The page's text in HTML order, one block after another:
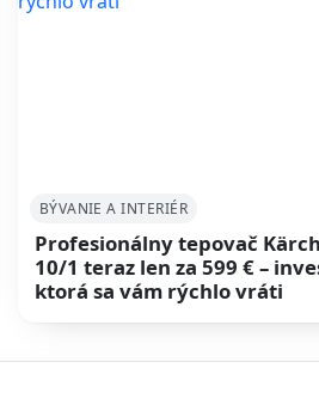
BÝVANIE A INTERIÉR
Profesionálny tepovač
10/1 teraz len za 599 € –
ktorá sa vám rýchlo vráti